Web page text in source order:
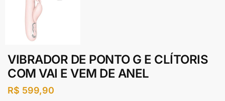
VIBRADOR DE PONTO G E CLÍTORIS
COM VAI E VEM DE ANEL
R$ 599,90